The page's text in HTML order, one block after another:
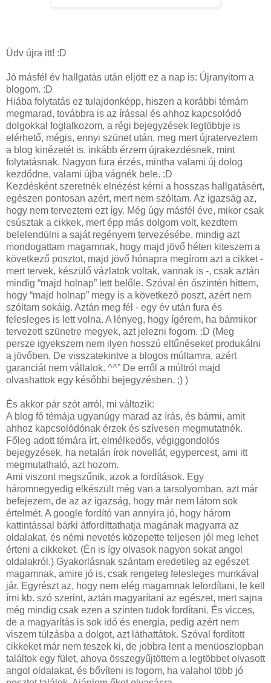
Üdv újra itt! :D
Jó másfél év hallgatás után eljött ez a nap is: Újranyitom a
blogom. :D
Hiába folytatás ez tulajdonképp, hiszen a korábbi témám
megmarad, továbbra is az írással és ahhoz kapcsolódó
dolgokkal foglalkozom, a régi bejegyzések legtöbbje is
elérhető, mégis, ennyi szünet után, meg mert újraterveztem
a blog kinézetét is, inkább érzem újrakezdésnek, mint
folytatásnak. Nagyon fura érzés, mintha valami új dolog
kezdődne, valami újba vágnék bele. :D
Kezdésként szeretnék elnézést kérni a hosszas hallgatásért,
egészen pontosan azért, mert nem szóltam. Az igazság az,
hogy nem terveztem ezt így. Még úgy másfél éve, mikor csak
csúsztak a cikkek, mert épp más dolgom volt, kezdtem
belelendülni a saját regényem tervezésébe, mindig azt
mondogattam magamnak, hogy majd jövő héten kiteszem a
következő posztot, majd jövő hónapra megírom azt a cikket -
mert tervek, készülő vázlatok voltak, vannak is -, csak aztán
mindig “majd holnap” lett belőle. Szóval én őszintén hittem,
hogy “majd holnap” megy is a következő poszt, azért nem
szóltam sokáig. Aztán meg fél - egy év után fura és
felesleges is lett volna. A lényeg, hogy ígérem, ha bármikor
tervezett szünetre megyek, azt jelezni fogom. :D (Meg
persze igyekszem nem ilyen hosszú eltűnéseket produkálni
a jövőben. De visszatekintve a blogos múltamra, azért
garanciát nem vállalok. ^^” De erről a múltról majd
olvashattok egy későbbi bejegyzésben. ;) )
És akkor pár szót arról, mi változik:
A blog fő témája ugyanúgy marad az írás, és bármi, amit
ahhoz kapcsolódónak érzek és szívesen megmutatnék.
Főleg adott témára írt, elmélkedős, végiggondolós
bejegyzések, ha netalán írok novellát, egypercest, ami itt
megmutatható, azt hozom.
Ami viszont megszűnik, azok a fordítások. Egy
háromnegyedig elkészült még van a tarsolyomban, azt már
befejezem, de az az igazság, hogy már nem látom sok
értelmét. A google fordító van annyira jó, hogy három
kattintással bárki átfordíttathatja magának magyarra az
oldalakat, és némi nevetés közepette teljesen jól meg lehet
érteni a cikkeket. (Én is így olvasok nagyon sokat angol
oldalakról.) Gyakorlásnak szántam eredetileg az egészet
magamnak, amire jó is, csak rengeteg felesleges munkával
jár. Egyrészt az, hogy nem elég magamnak lefordítani, le kell
írni kb. szó szerint, aztán magyarítani az egészet, mert sajna
még mindig csak ezen a szinten tudok fordítani. És vicces,
de a magyarítás is sok idő és energia, pedig azért nem
viszem túlzásba a dolgot, azt láthattátok. Szóval fordított
cikkeket már nem teszek ki, de jobbra lent a menüoszlopban
találtok egy fület, ahova összegyűjtöttem a legtöbbet olvasott
angol oldalakat, és bővíteni is fogom, ha valahol több jó